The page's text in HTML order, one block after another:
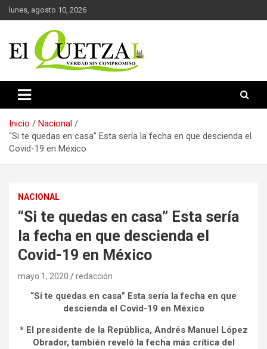
Saltar
al
lunes, agosto 10, 2026
El Quetzal de Cholula
Inicio
Nacional
“Si te quedas en casa” Esta sería la fecha en que descienda el
Covid-19 en México
NACIONAL
“Si te quedas en casa” Esta sería
la fecha en que descienda el
Covid-19 en México
mayo 1, 2020 redacción
“Si te quedas en casa” Esta sería la fecha en que
descienda el Covid-19 en México
* El presidente de la República, Andrés Manuel López
Obrador, también reveló la fecha más crítica del